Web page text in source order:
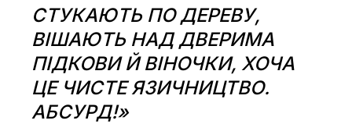
СТУКАЮТЬ ПО ДЕРЕВУ,
ВІШАЮТЬ НАД ДВЕРИМА
ПІДКОВИ Й ВІНОЧКИ, ХОЧА
ЦЕ ЧИСТЕ ЯЗИЧНИЦТВО.
АБСУРД!»